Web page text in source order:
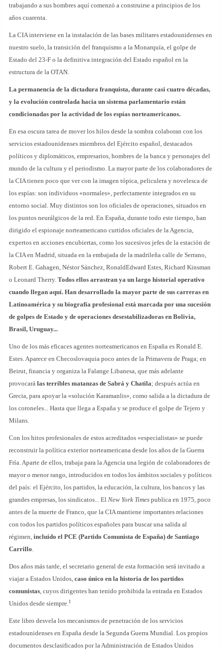
trabajando a sus hombres aquí comenzó a construirse a principios de los
años cuarenta.
La CIA interviene en la instalación de las bases militares estadounidenses en
nuestro suelo, la transición del franquismo a la Monarquía, el golpe de
Estado del 23-F o la definitiva integración del Estado español en la
estructura de la OTAN.
La permanencia de la dictadura franquista, durante casi cuatro décadas,
y la evolución controlada hacia un sistema parlamentario están
condicionadas por la actividad de los espías norteamericanos.
En esa oscura tarea de mover los hilos desde la sombra colaboran con los
servicios estadounidenses miembros del Ejército español, destacados
políticos y diplomáticos, empresarios, hombres de la banca y personajes del
mundo de la cultura y el periodismo. La mayor parte de los colaboradores de
la CIA tienen poco que ver con la imagen tópica, peliculera y novelesca de
los espías: son individuos «normales», perfectamente integrados en su
entorno social. Muy distintos son los oficiales de operaciones, situados en
los puntos neurálgicos de la red. En España, durante todo este tiempo, han
dirigido el espionaje norteamericano curtidos oficiales de la Agencia,
expertos en acciones encubiertas, como los sucesivos jefes de la estación de
la CIA en Madrid, situada en la embajada de la madrileña calle de Serrano,
Robert E. Gahagen, Néstor Sánchez, RonaldEdward Estes, Richard Kinsman
o Leonard Therry. Todos ellos arrastran ya un largo historial operativo
cuando llegan aquí. Han desarrollado la mayor parte de sus carreras en
Latinoamérica y su biografía profesional está marcada por una sucesión
de golpes de Estado y de operaciones desestabilizadoras en Bolivia,
Brasil, Uruguay...
Uno de los más eficaces agentes norteamericanos en España es Ronald E.
Estes. Aparece en Checoslovaquia poco antes de la Primavera de Praga; en
Beirut, financia y organiza la Falange Libanesa, que más adelante
provocará las terribles matanzas de Sabrá y Chatila; después actúa en
Grecia, para apoyar la «solución Karamanlis», como salida a la dictadura de
los coroneles... Hasta que llega a España y se produce el golpe de Tejero y
Milans.
Con los hitos profesionales de estos acreditados «especialistas» se puede
reconstruir la política exterior norteamericana desde los años de la Guerra
Fría. Aparte de ellos, trabaja para la Agencia una legión de colaboradores de
mayor o menor rango, introducidos en todos los ámbitos sociales y políticos
del país: el Ejército, los partidos, la educación, la cultura, los bancos y las
grandes empresas, los sindicatos... El New York Times publica en 1975, poco
antes de la muerte de Franco, que la CIA mantiene importantes relaciones
con todos los partidos políticos españoles para buscar una salida al
régimen, incluido el PCE (Partido Comunista de España) de Santiago
Carrillo.
Dos años más tarde, el secretario general de esta formación será invitado a
viajar a Estados Unidos, caso único en la historia de los partidos
comunistas, cuyos dirigentes han tenido prohibida la entrada en Estados
Unidos desde siempre.1
Este libro desvela los mecanismos de penetración de los servicios
estadounidenses en España desde la Segunda Guerra Mundial. Los propios
documentos desclasificados por la Administración de Estados Unidos